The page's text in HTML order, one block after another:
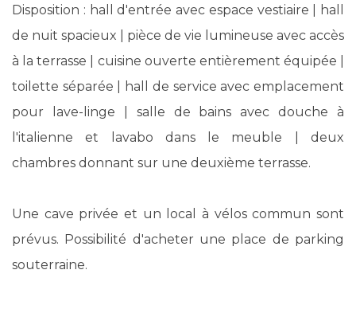
Disposition : hall d'entrée avec espace vestiaire | hall
de nuit spacieux | pièce de vie lumineuse avec accès
à la terrasse | cuisine ouverte entièrement équipée |
toilette séparée | hall de service avec emplacement
pour lave-linge | salle de bains avec douche à
l'italienne et lavabo dans le meuble | deux
chambres donnant sur une deuxième terrasse.
Une cave privée et un local à vélos commun sont
prévus. Possibilité d'acheter une place de parking
souterraine.